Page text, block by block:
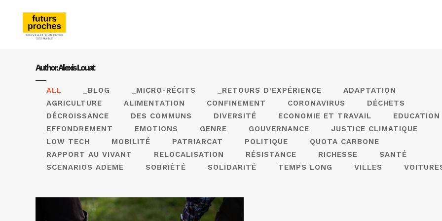
Author: Alexis Louat
ALL _BLOG _MICRO-RÉCITS _RETOURS D'EXPÉRIENCE
ADAPTATION
AGRICULTURE
ALIMENTATION CONFINEMENT CORONAVIRUS
DÉCHETS
DÉCROISSANCE
DES COMMUNS DIVERSITÉ ECONOMIE ET TRAVAIL
EDUCATION
EFFONDREMENT
EMOTIONS GENRE GOUVERNANCE
JUSTICE CLIMATIQUE
LOW TECH
MOBILITÉ PATRIARCAT POLITIQUE
QUOTA CARBONE
RAPPORT AU VIVANT
RELOCALISATION RÉSISTANCE RICHESSE
SANTÉ
SCENARIOS ADEME
SOBRIÉTÉ SOLIDARITÉ TEMPS LONG VILLES